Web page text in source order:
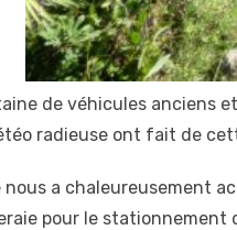
de véhicules anciens
radieuse ont fait de
a chaleureusement
pour le